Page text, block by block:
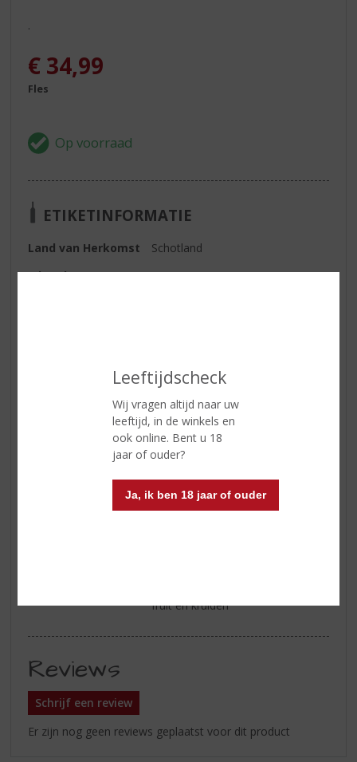
Leeftijdscheck
Wij vragen altijd naar uw
leeftijd, in de winkels en
ook online. Bent u 18
jaar of ouder?
Ja, ik ben 18 jaar of ouder
.
€ 34,99
Fles
ETIKETINFORMATIE
Land van Herkomst
Schotland
Inhoud
70 CL
licht goud
warm, fruitige aroma’s met een
vleugje sinaasappelmarmalade en
iets citrus dan tonen van honing
fruitige aroma’s met veel romige
vanille tonen, iets kruidig en tonen
fruit en kruiden
Reviews
Schrijf een review
Er zijn nog geen reviews geplaatst voor dit product